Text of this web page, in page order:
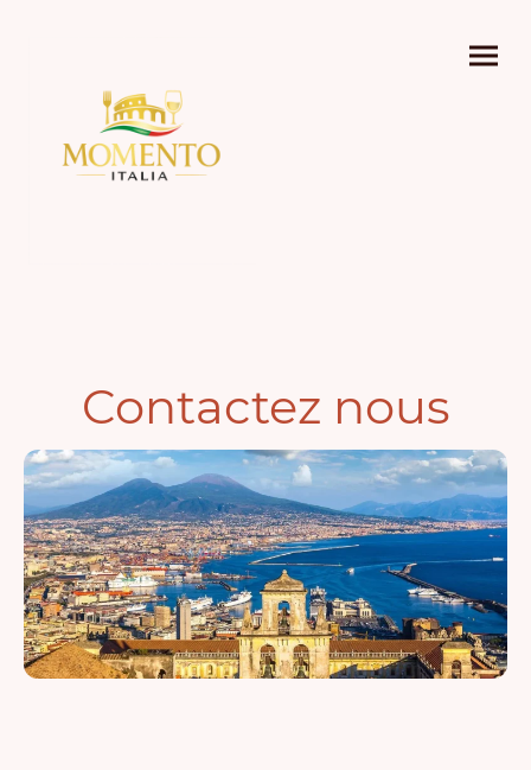
Contactez nous